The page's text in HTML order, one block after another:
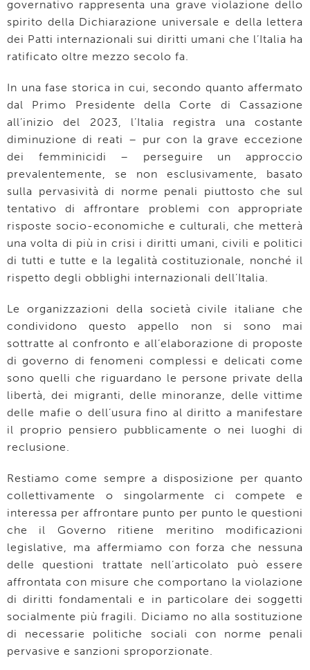
governativo rappresenta una grave violazione dello
spirito della Dichiarazione universale e della lettera
dei Patti internazionali sui diritti umani che l’Italia ha
ratificato oltre mezzo secolo fa.
In una fase storica in cui, secondo quanto affermato
dal Primo Presidente della Corte di Cassazione
all’inizio del 2023, l’Italia registra una costante
diminuzione di reati – pur con la grave eccezione
dei femminicidi – perseguire un approccio
prevalentemente, se non esclusivamente, basato
sulla pervasività di norme penali piuttosto che sul
tentativo di affrontare problemi con appropriate
risposte socio-economiche e culturali, che metterà
una volta di più in crisi i diritti umani, civili e politici
di tutti e tutte e la legalità costituzionale, nonché il
rispetto degli obblighi internazionali dell’Italia.
Le organizzazioni della società civile italiane che
condividono questo appello non si sono mai
sottratte al confronto e all’elaborazione di proposte
di governo di fenomeni complessi e delicati come
sono quelli che riguardano le persone private della
libertà, dei migranti, delle minoranze, delle vittime
delle mafie o dell’usura fino al diritto a manifestare
il proprio pensiero pubblicamente o nei luoghi di
reclusione.
Restiamo come sempre a disposizione per quanto
collettivamente o singolarmente ci compete e
interessa per affrontare punto per punto le questioni
che il Governo ritiene meritino modificazioni
legislative, ma affermiamo con forza che nessuna
delle questioni trattate nell’articolato può essere
affrontata con misure che comportano la violazione
di diritti fondamentali e in particolare dei soggetti
socialmente più fragili. Diciamo no alla sostituzione
di necessarie politiche sociali con norme penali
pervasive e sanzioni sproporzionate.